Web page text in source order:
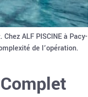
ALF PISCINE à Pacy-
de l’opération.